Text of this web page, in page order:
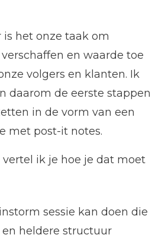
het onze taak om
en waarde toe
volgers en klanten. Ik
daarom de eerste stappen
in de vorm van een
met post-it notes.
vertel ik je hoe je dat moet
sessie kan doen die
heldere structuur